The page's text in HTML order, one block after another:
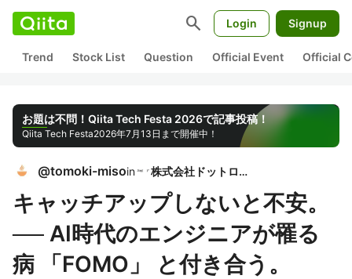
search Login Signup
Trend Stock List Question Official Event Official
お題は不問！Qiita Tech Festa 2026で記事投稿！
Qiita Tech Festa2026年7月13日まで開催中！
@tomoki-misoin 株式会社ドットログ
キャッチアップしないと不安。
── AI時代のエンジニアが罹る
病 「FOMO」 と付き合う。